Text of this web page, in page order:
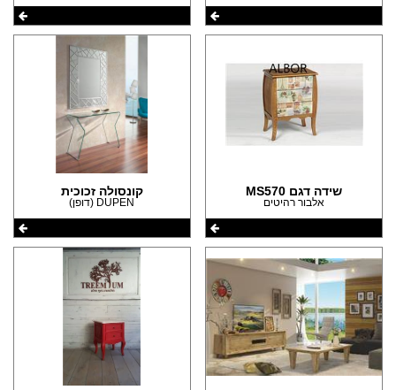
שידה דגם MS570
אלבור רהיטים
קונסולה זכוכית
DUPEN (דופן)